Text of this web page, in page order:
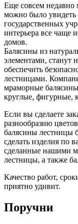
Еще совсем
можно было увидеть
государственных
интерьера все чаще
домов.
Балясины из
элементами, станут
обеспечить
лестницами.
мраморные
круглые, фигурные,
Если вы сделаете
разнообразию
балясины лестницы
сделать изделия по
сделанные нашими
лестницы, а также
Качество работ,
приятно удивит.
Поручни